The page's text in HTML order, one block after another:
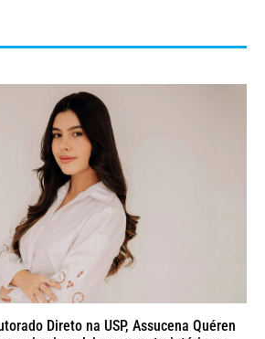
Direto na USP, Assucena Quéren